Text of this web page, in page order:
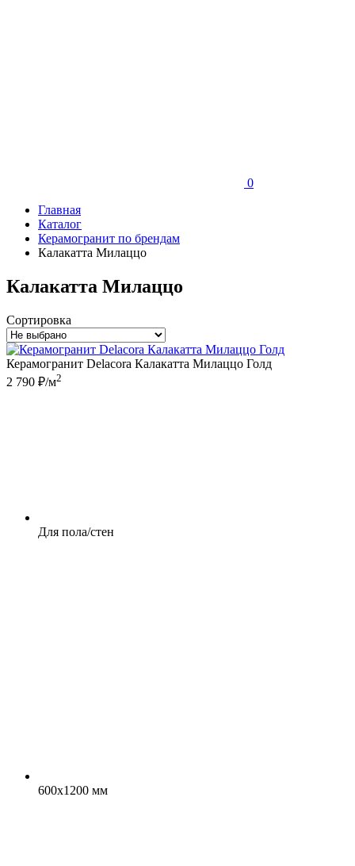
0
Главная
Каталог
Керамогранит по брендам
Калакатта Милаццо
Калакатта Милаццо
Сортировка
Керамогранит Delacora Калакатта Милаццо Голд
2 790 ₽/м2
Для пола/стен
600x1200 мм